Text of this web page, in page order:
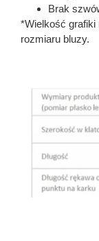
Brak
*Wielkość grafiki
rozmiaru bluzy.